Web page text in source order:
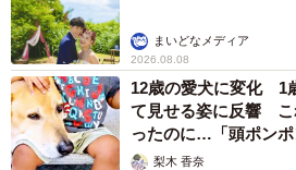
まいどなメディア
2026.08.08
12歳の愛犬に変化 1
て見せる姿に反響 こ
ったのに…「頭ポンポ
「尊…」
梨木 香奈